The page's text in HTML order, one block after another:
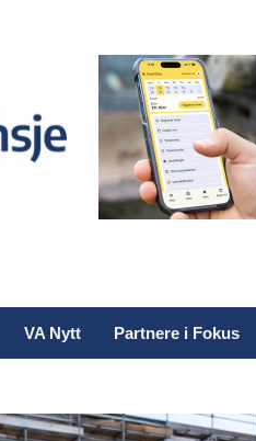
VA Nytt Partnere i Fokus